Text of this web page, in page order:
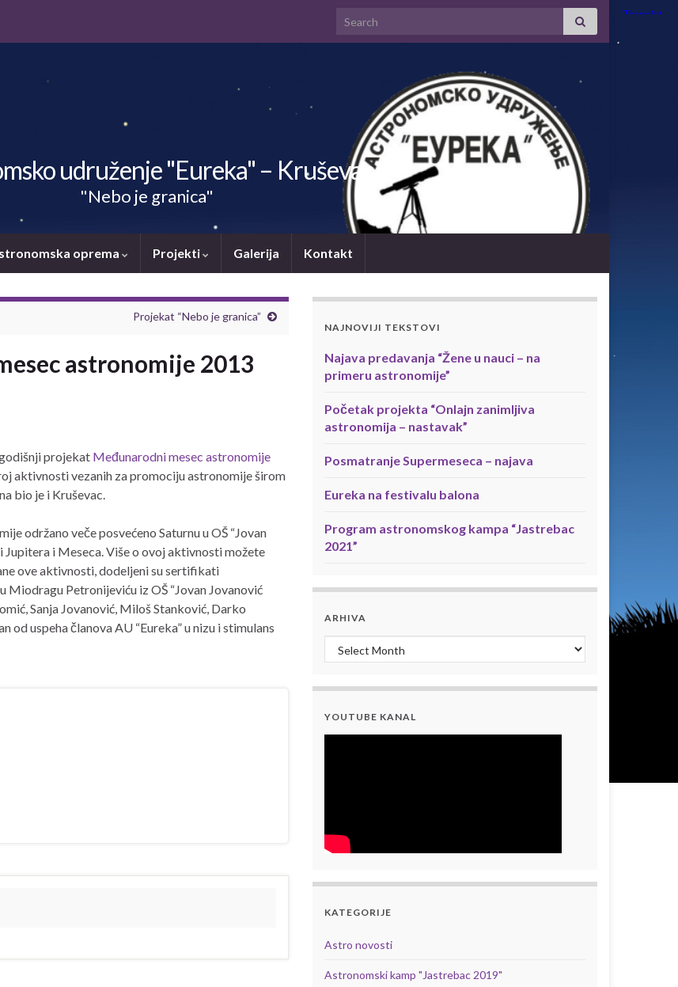
Search for:
udruženje "Eureka" – Kruševac
"Nebo je granica"
oprema Projekti Galerija Kontakt
Projekat “Nebo je granica”
astronomije 2013
projekat Međunarodni mesec astronomije
aktivnosti vezanih za promociju astronomije širom
bio je i Kruševac.
održano veče posvećeno Saturnu u OŠ “Jovan
Jupitera i Meseca. Više o ovoj aktivnosti možete
ove aktivnosti, dodeljeni su sertifikati
Petronijeviću iz OŠ “Jovan Jovanović
Sanja Jovanović, Miloš Stanković, Darko
od uspeha članova AU “Eureka” u nizu i stimulans
NAJNOVIJI TEKSTOVI
Najava predavanja “Žene u nauci – na
primeru astronomije”
Početak projekta “Onlajn zanimljiva
astronomija – nastavak”
Posmatranje Supermeseca – najava
Eureka na festivalu balona
Program astronomskog kampa “Jastrebac
2021”
ARHIVA
Arhiva
YOUTUBE KANAL
KATEGORIJE
Astro novosti
Astronomski kamp "Jastrebac 2019"